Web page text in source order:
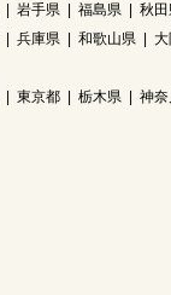
岩手県 福島県 秋
兵庫県 和歌山県
東京都 栃木県 神